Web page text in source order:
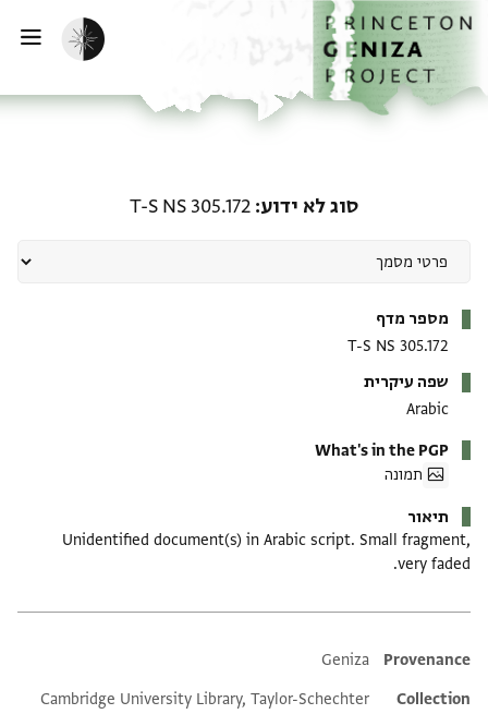
לתוכןהבית
הפעלת מצב כהה
סוג לא ידוע T-S NS 305.172
מספר מדף
T-S NS 305.172
שפה עיקרית
Arabic
What's in the PGP
תמונה
תיאור
Unidentified document(s) in Arabic script. Small fragment,
very faded.
Additional metadata
Provenance
Geniza
Collection
Cambridge University Library, Taylor-Schechter